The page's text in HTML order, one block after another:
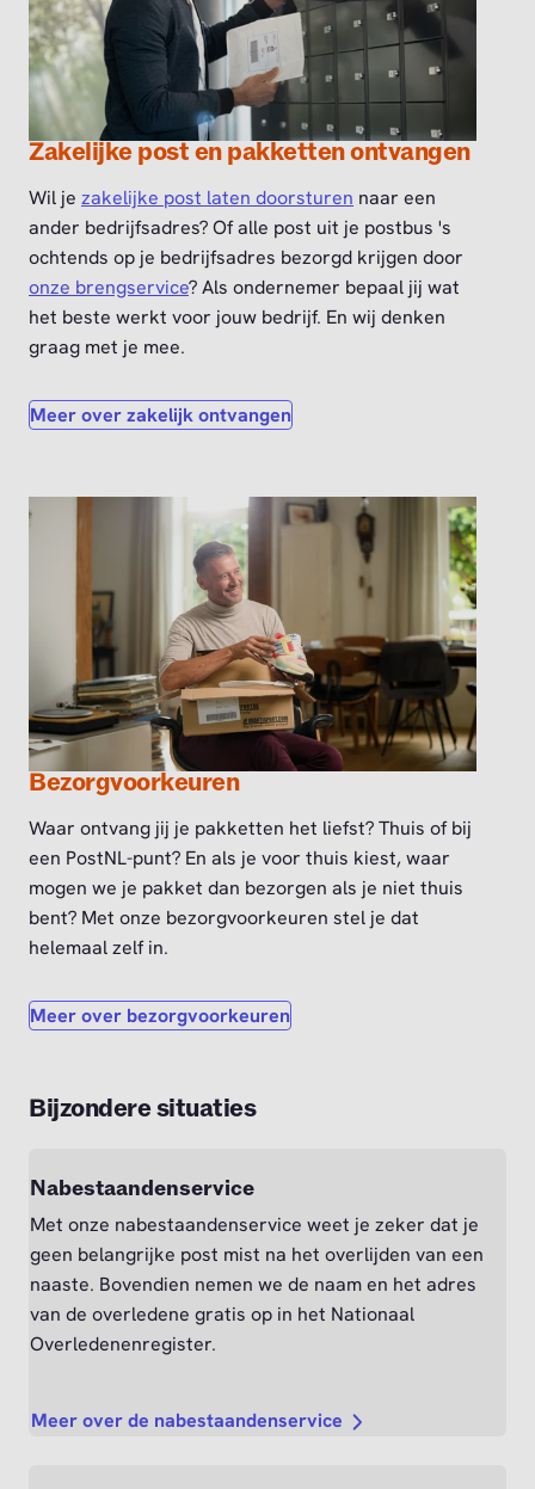
Zakelijke post en pakketten ontvangen
Wil je zakelijke post laten doorsturen naar een
ander bedrijfsadres? Of alle post uit je postbus 's
ochtends op je bedrijfsadres bezorgd krijgen door
onze brengservice? Als ondernemer bepaal jij wat
het beste werkt voor jouw bedrijf. En wij denken
graag met je mee.
Meer over zakelijk ontvangen
Bezorgvoorkeuren
Waar ontvang jij je pakketten het liefst? Thuis of bij
een PostNL-punt? En als je voor thuis kiest, waar
mogen we je pakket dan bezorgen als je niet thuis
bent? Met onze bezorgvoorkeuren stel je dat
helemaal zelf in.
Meer over bezorgvoorkeuren
Bijzondere situaties
Nabestaandenservice
Met onze nabestaandenservice weet je zeker dat je
geen belangrijke post mist na het overlijden van een
naaste. Bovendien nemen we de naam en het adres
van de overledene gratis op in het Nationaal
Overledenenregister.
Meer over de nabestaandenservice